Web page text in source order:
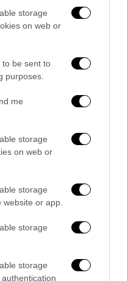
storage
on web or
to be sent to
purposes.
me
storage
on web or
storage
or app.
storage
storage
ότι «είμαστε ο
που ένα
ζει
Χιλιάδες
αναπληρώτριες
από τα σπίτια
τους πληρώνοντας
φτώχειας και
μισθούς των
μία πενιχρή
και